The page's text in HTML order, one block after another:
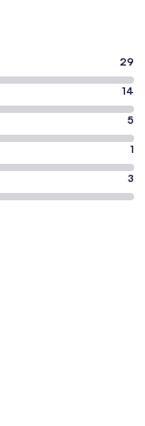
29
14
5
1
3